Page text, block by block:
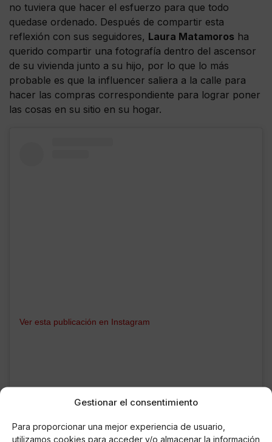
Gestionar el consentimiento
Para proporcionar una mejor experiencia de usuario,
utilizamos cookies para acceder y/o almacenar la información
no tuviera que hacer el esfuerzo para que todo
quedase ordenado. Después de compartir esta
reflexión con sus seguidores, Laura Matamoros ha
querido compartir una fotografía dentro del ascensor
de su vivienda junto a su hijo, por lo que lo más
probable es que la influencer saliera a la calle para
hacer las compras correspondiente para lograr poner
las cosas en su sitio en su hogar.
Ver esta publicación en Instagram